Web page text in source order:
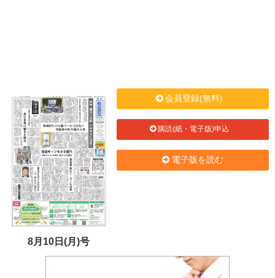
8月10日(月)号
会員登録(無料)
購読(紙・電子版)申込
電子版を読む